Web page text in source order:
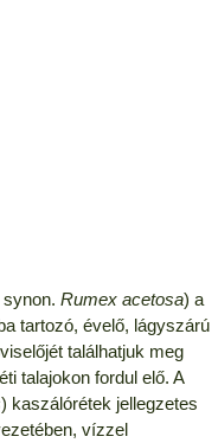
synon. Rumex acetosa) a
tartozó, évelő, lágyszárú
találhatjuk meg
talajokon fordul elő. A
) kaszálórétek jellegzetes
vízzel